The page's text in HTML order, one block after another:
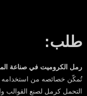
طلب:
رمل الكروميت في صناعة
تُمكّن خصائصه من استخدامه
التحمل كرمل لصنع القوالب